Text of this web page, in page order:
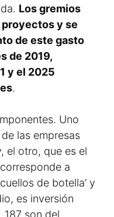
Los gremios
y se
de este gasto
de 2019,
y el 2025
.
Uno
las empresas
el otro, que es el
a
de botella’ y
es inversión
187 son del